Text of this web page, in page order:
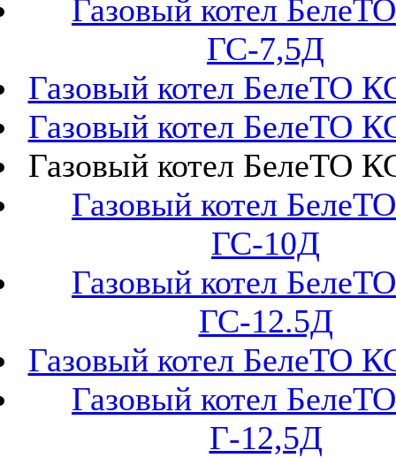
Газовый котел
ГС-7,5Д
Газовый котел БелеТО
Газовый котел БелеТО
Газовый котел БелеТО
Газовый котел
ГС-10Д
Газовый котел
ГС-12.5Д
Газовый котел БелеТО
Газовый котел
Г-12,5Д